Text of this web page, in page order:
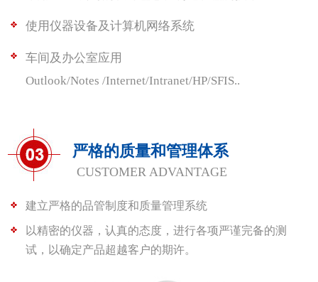
使用仪器设备及计算机网络系统
车间及办公室应用
Outlook/Notes /Internet/Intranet/HP/SFIS..
严格的质量和管理体系
CUSTOMER ADVANTAGE
建立严格的品管制度和质量管理系统
以精密的仪器，认真的态度，进行各项严谨完备的测
试，以确定产品超越客户的期许。